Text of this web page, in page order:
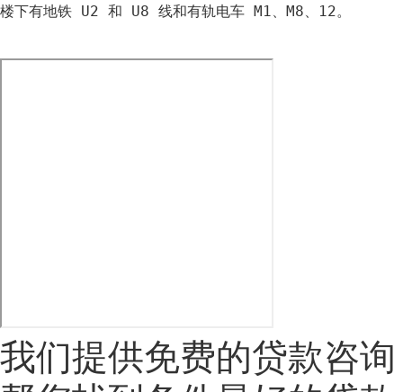
楼下有地铁 U2 和 U8 线和有轨电车 M1、M8、12。
我们提供免费的贷款咨询